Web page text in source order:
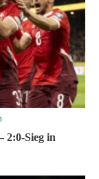
2:0-Sieg in